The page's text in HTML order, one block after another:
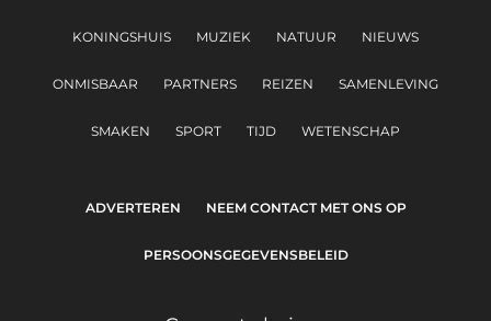
KONINGSHUIS MUZIEK NATUUR NIEUWS
ONMISBAAR PARTNERS REIZEN SAMENLEVING
SMAKEN SPORT TIJD WETENSCHAP
ADVERTEREN NEEM CONTACT MET ONS OP
PERSOONSGEGEVENSBELEID